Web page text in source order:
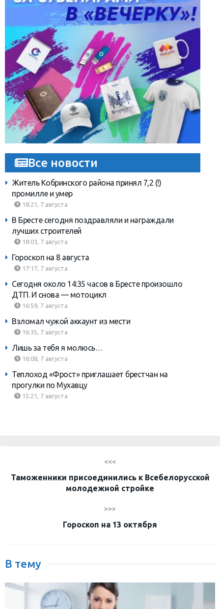
Все новости
Житель Кобринского района принял 7,2 (!)
промилле и умер
18:21, 7 августа
В Бресте сегодня поздравляли и награждали
лучших строителей
18:03, 7 августа
Гороскоп на 8 августа
17:17, 7 августа
Сегодня около 14:35 часов в Бресте произошло
ДТП. И снова — мотоцикл
16:59, 7 августа
Взломал чужой аккаунт из мести
16:35, 7 августа
Лишь за тебя я молюсь…
16:08, 7 августа
Теплоход «Фрост» приглашает брестчан на
прогулки по Мухавцу
15:21, 7 августа
<<<
Таможенники присоединились к Всебелорусской
молодежной стройке
>>>
Гороскоп на 13 октября
В тему